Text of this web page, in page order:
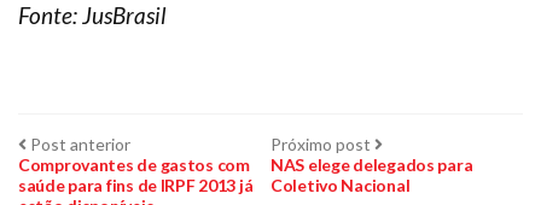
Fonte: JusBrasil
Navegação
Post anteriorPost
anterior:
Comprovantes de gastos com
saúde para fins de IRPF 2013 já
Próximo post Próximo
post:
NAS elege delegados para
Coletivo Nacional